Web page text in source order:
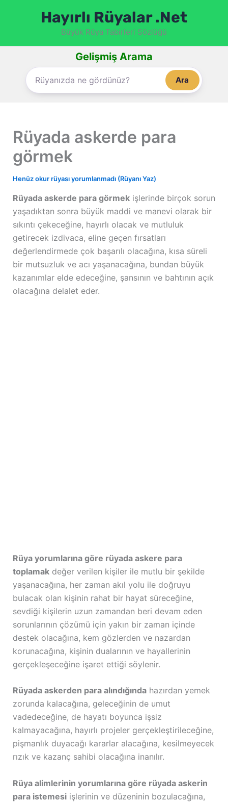
Hayırlı Rüyalar .Net
Büyük Rüya Tabirleri Sözlüğü
Gelişmiş Arama
Ara
Rüyada askerde para
görmek
Henüz okur rüyası yorumlanmadı (Rüyanı Yaz)
Rüyada askerde para görmekişlerinde birçok sorun
yaşadıktan sonra büyük maddi ve manevi olarak bir
sıkıntı çekeceğine, hayırlı olacak ve mutluluk
getirecek izdivaca, eline geçen fırsatları
değerlendirmede çok başarılı olacağına, kısa süreli
bir mutsuzluk ve acı yaşanacağına, bundan büyük
kazanımlar elde edeceğine, şansının ve bahtının açık
olacağına delalet eder.
Rüya yorumlarına göre rüyada askere para
toplamakdeğer verilen kişiler ile mutlu bir şekilde
yaşanacağına, her zaman akıl yolu ile doğruyu
bulacak olan kişinin rahat bir hayat süreceğine,
sevdiği kişilerin uzun zamandan beri devam eden
sorunlarının çözümü için yakın bir zaman içinde
destek olacağına, kem gözlerden ve nazardan
korunacağına, kişinin dualarının ve hayallerinin
gerçekleşeceğine işaret ettiği söylenir.
Rüyada askerden para alındığındahazırdan yemek
zorunda kalacağına, geleceğinin de umut
vadedeceğine, de hayatı boyunca işsiz
kalmayacağına, hayırlı projeler gerçekleştirileceğine,
pişmanlık duyacağı kararlar alacağına, kesilmeyecek
rızık ve kazanç sahibi olacağına inanılır.
Rüya alimlerinin yorumlarına göre rüyada askerin
para istemesiişlerinin ve düzeninin bozulacağına,